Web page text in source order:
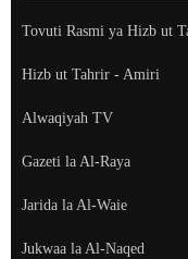
Tovuti Rasmi ya Hizb ut
Hizb ut Tahrir - Amiri
Alwaqiyah TV
Gazeti la Al-Raya
Jarida la Al-Waie
Jukwaa la Al-Naqed